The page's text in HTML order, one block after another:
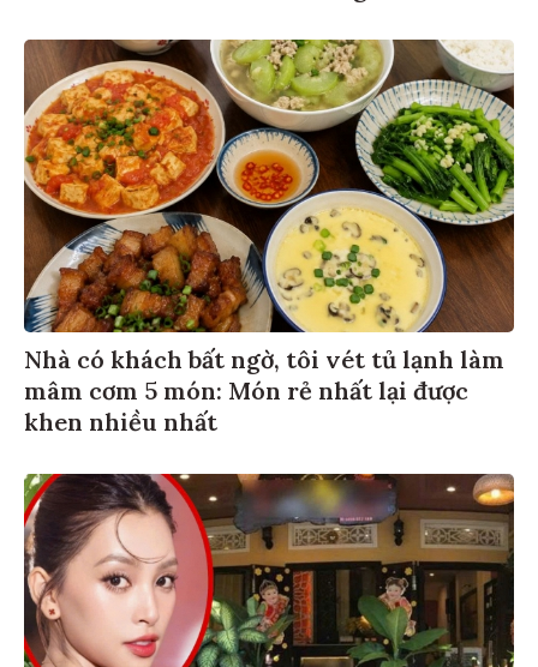
Nhà có khách bất ngờ, tôi vét tủ lạnh làm
mâm cơm 5 món: Món rẻ nhất lại được
khen nhiều nhất